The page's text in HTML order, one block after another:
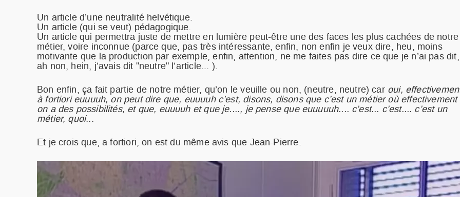
Un article d’une neutralité helvétique.
Un article (qui se veut) pédagogique.
Un article qui permettra juste de mettre en lumière peut-être une des faces les plus cachées de notre
métier, voire inconnue (parce que, pas très intéressante, enfin, non enfin je veux dire, heu, moins
motivante que la production par exemple, enfin, attention, ne me faites pas dire ce que je n’ai pas dit,
ah non, hein, j’avais dit "neutre" l’article... ).
Bon enfin, ça fait partie de notre métier, qu’on le veuille ou non, (neutre, neutre) car oui,
à fortiori euuuuh, on peut dire que, euuuuh c’est, disons, disons que c’est un métier où effectivement
on a des possibilités, et que, euuuuh et que je...., je pense que euuuuuh.... c’est... c’est.... c’est un
métier, quoi...
Et je crois que, a fortiori, on est du même avis que Jean-Pierre.